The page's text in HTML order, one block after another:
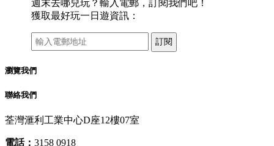
週末去哪兒玩？輸入電郵，訂閱我們吧！
獲取最好玩一日遊資訊：
訂閱
瀏覽我們
聯絡我們
荃灣滙利工業中心D座12樓07室
電話： 3158 0918